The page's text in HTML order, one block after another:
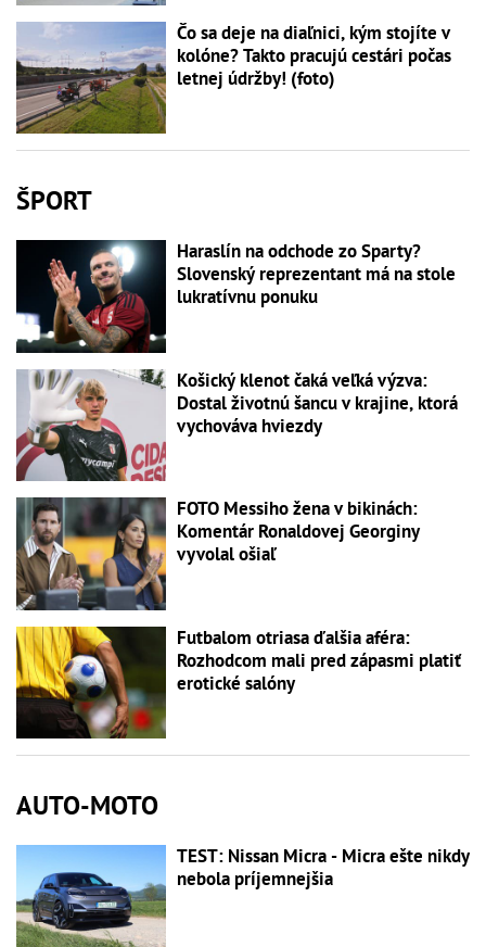
Čo sa deje na diaľnici, kým stojíte v
kolóne? Takto pracujú cestári počas
letnej údržby! (foto)
ŠPORT
Haraslín na odchode zo Sparty?
Slovenský reprezentant má na stole
lukratívnu ponuku
Košický klenot čaká veľká výzva:
Dostal životnú šancu v krajine, ktorá
vychováva hviezdy
FOTO Messiho žena v bikinách:
Komentár Ronaldovej Georginy
vyvolal ošiaľ
Futbalom otriasa ďalšia aféra:
Rozhodcom mali pred zápasmi platiť
erotické salóny
AUTO-MOTO
TEST: Nissan Micra - Micra ešte nikdy
nebola príjemnejšia